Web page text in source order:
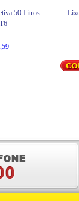
50 Litros